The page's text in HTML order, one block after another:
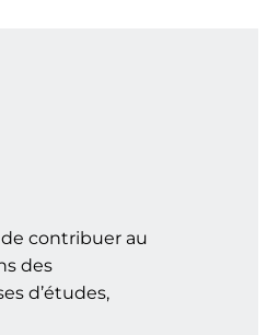
contribuer au
des
d’études,